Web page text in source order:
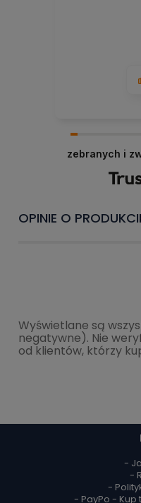
zebranych i
OPINIE O
Wyświetlane są
negatywne). Nie
od klientów, którzy
-
-
-
- PayPo - Kup